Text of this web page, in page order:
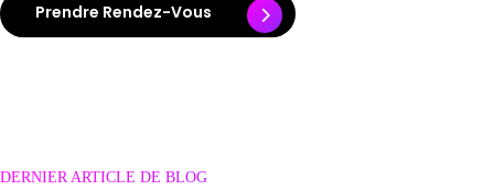
Prendre Rendez-Vous
DERNIER ARTICLE DE BLOG